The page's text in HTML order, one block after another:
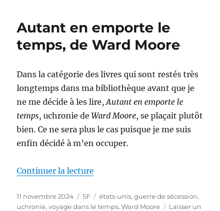
elle
en
d’Antoine
Reverchon
Autant en emporte le
temps, de Ward Moore
Dans la catégorie des livres qui sont restés très
longtemps dans ma bibliothèque avant que je
ne me décide à les lire,Autant en emporte le
temps, uchronie deWard Moore, se plaçait plutôt
bien. Ce ne sera plus le cas puisque je me suis
enfin décidé à m’en occuper.
Continuer la lecture
Publié
le
11 novembre 2024 Catégories
SF Étiquettes
états-unis,guerre de sécession,
uchronie,voyage dans le temps,Ward Moore
Laisser un